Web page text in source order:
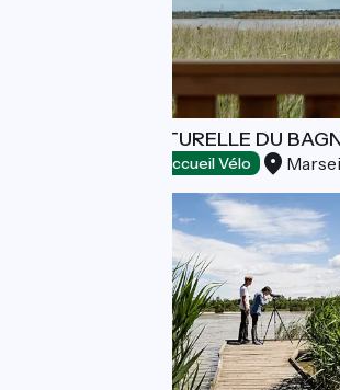
LA RÉSERVE NATURELLE DU
Accueil Vélo